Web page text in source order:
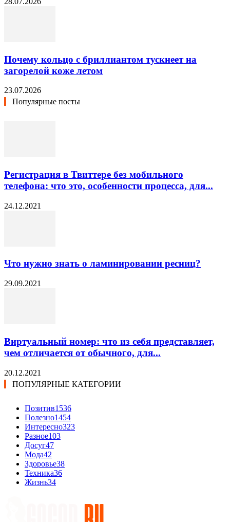
Почему кольцо с бриллиантом тускнеет на
загорелой коже летом
23.07.2026
Популярные посты
Регистрация в Твиттере без мобильного
телефона: что это, особенности процесса, для...
24.12.2021
Что нужно знать о ламинировании ресниц?
29.09.2021
Виртуальный номер: что из себя представляет,
чем отличается от обычного, для...
20.12.2021
ПОПУЛЯРНЫЕ КАТЕГОРИИ
Позитив1536
Полезно1454
Интересно323
Разное103
Досуг47
Мода42
Здоровье38
Техника36
Жизнь34